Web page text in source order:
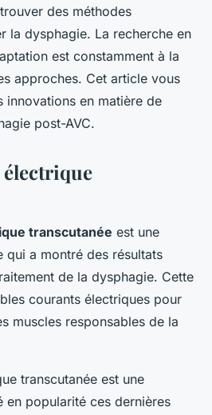
des méthodes
la dysphagie. La recherche en
est constamment à la
approches. Cet article vous
innovations en matière de
post-AVC.
transcutanée est une
qui a montré des résultats
de la dysphagie. Cette
courants électriques pour
muscles responsables de la
transcutanée est une
en popularité ces dernières